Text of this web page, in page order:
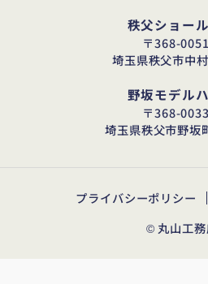
秩父ショー
〒368-
埼玉県秩父市中
野坂モデル
〒368-
埼玉県秩父市野坂
プライバシーポリシー
© 丸山工